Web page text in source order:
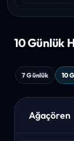
10 Günlük
7 Günlük 10
Ağaçören